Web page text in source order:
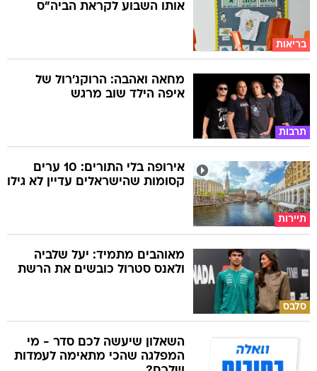
בריאות
אותו השבוע לקראת הביה"ס
תרבות
מחאה ואהבה: הרוקנ'רול של
איפה הילד שוב מרגש
תיירות
אירופה בלי התורים: 10 ערים
קסומות שהישראלים עדיין לא גילו
סלבס
מאוהבים מתמיד: יעל שלביה
ולאנס סטרול כובשים את הרשת
השאלון שיעשה לכם סדר - מי
המפלגה שהכי מתאימה לעמדות